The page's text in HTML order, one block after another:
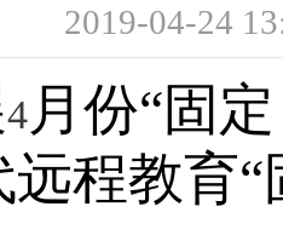
2019-04-24
4月份“固
程教育“